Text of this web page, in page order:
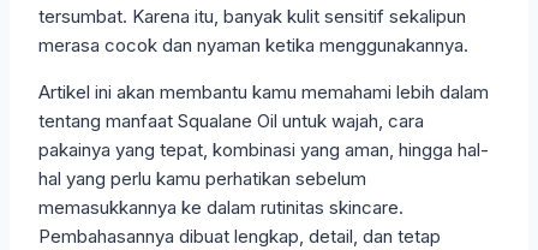
tersumbat. Karena itu, banyak kulit sensitif sekalipun
merasa cocok dan nyaman ketika menggunakannya.
Artikel ini akan membantu kamu memahami lebih dalam
tentang manfaat Squalane Oil untuk wajah, cara
pakainya yang tepat, kombinasi yang aman, hingga hal-
hal yang perlu kamu perhatikan sebelum
memasukkannya ke dalam rutinitas skincare.
Pembahasannya dibuat lengkap, detail, dan tetap